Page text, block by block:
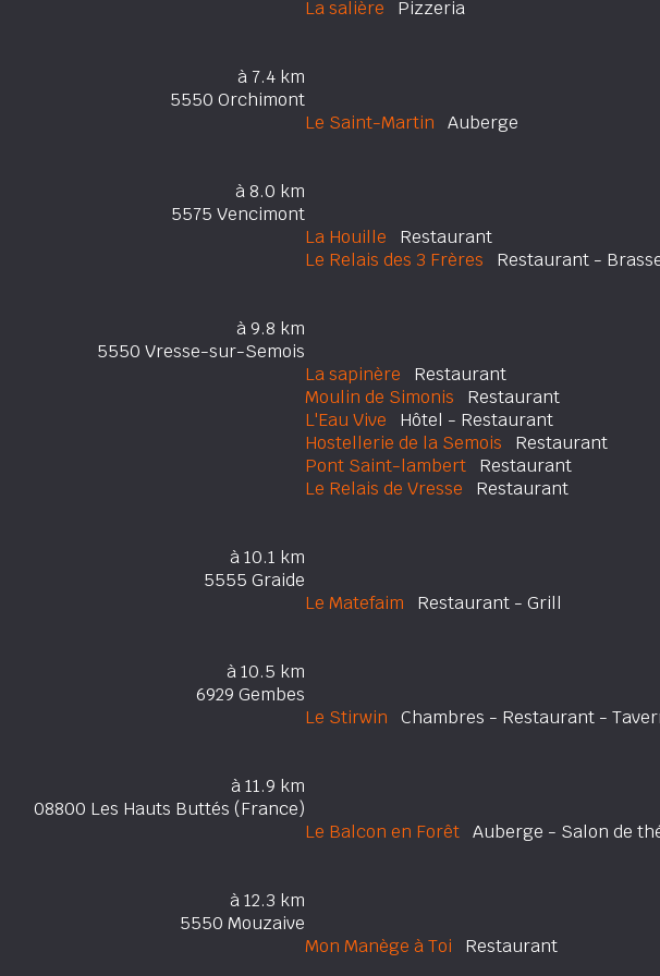
La salière Pizzeria
à 7.4 km
5550 Orchimont
Le Saint-Martin Auberge
à 8.0 km
5575 Vencimont
La Houille Restaurant
Le Relais des 3 Frères Restaurant -
à 9.8 km
5550 Vresse-sur-Semois
La sapinère Restaurant
Moulin de Simonis Restaurant
L'Eau Vive Hôtel - Restaurant
Hostellerie de la Semois Restaurant
Pont Saint-lambert Restaurant
Le Relais de Vresse Restaurant
à 10.1 km
5555 Graide
Le Matefaim Restaurant - Grill
à 10.5 km
6929 Gembes
Le Stirwin Chambres - Restaurant -
à 11.9 km
08800 Les Hauts Buttés (France)
Le Balcon en Forêt Auberge - Salon de
à 12.3 km
5550 Mouzaive
Mon Manège à Toi Restaurant